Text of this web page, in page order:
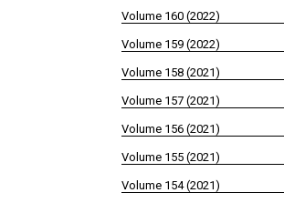
Volume 160 (2022)
Volume 159 (2022)
Volume 158 (2021)
Volume 157 (2021)
Volume 156 (2021)
Volume 155 (2021)
Volume 154 (2021)